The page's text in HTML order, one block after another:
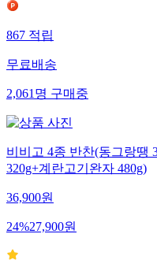
867적립
무료배송
2,061명구매중
비비고 4종 반찬(동그랑땡
320g+계란고기완자 480g)
36,900원
24%27,900원